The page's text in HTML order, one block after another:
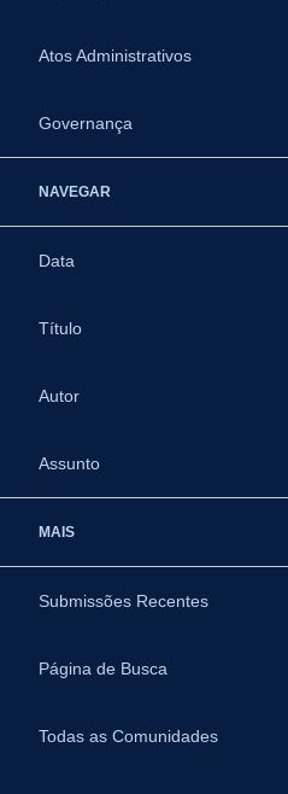
Atos Administrativos
Governança
NAVEGAR
Data
Título
Autor
Assunto
MAIS
Submissões Recentes
Página de Busca
Todas as Comunidades